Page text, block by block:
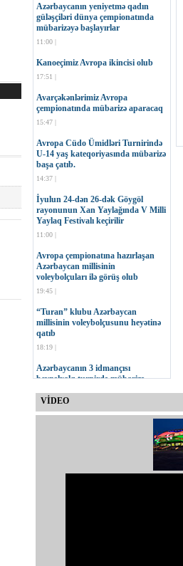
Azərbaycanın yeniyetmə qadın
güləşçiləri dünya çempionatında
mübarizəyə başlayırlar
11:00 |
Kanoeçimiz Avropa ikincisi olub
17:51 |
Avarçəkənlərimiz Avropa
çempionatında mübarizə aparacaq
15:47 |
Avropa Cüdo Ümidləri Turnirində
U-14 yaş kateqoriyasında mübarizə
başa çatıb.
14:37 |
İyulun 24-dən 26-dək Göygöl
rayonunun Xan Yaylağında V Milli
Yaylaq Festivalı keçirilir
11:00 |
Avropa çempionatına hazırlaşan
Azərbaycan millisinin
voleybolçuları ilə görüş olub
19:45 |
“Turan” klubu Azərbaycan
millisinin voleybolçusunu heyətinə
qatıb
18:19 |
Azərbaycanın 3 idmançısı
beynəlxalq turnirdə mübarizə
17:47 |
Hüseynzadənin 75 yaşı tamam olub
VİDEO